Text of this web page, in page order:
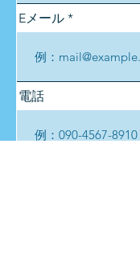
一日
Eメール
電話